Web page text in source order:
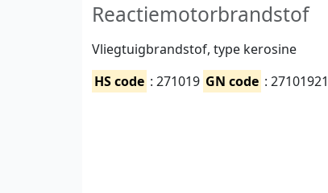
Reactiemotorbrandstof
Vliegtuigbrandstof, type kerosine
HS code : 271019 GN code : 27101921